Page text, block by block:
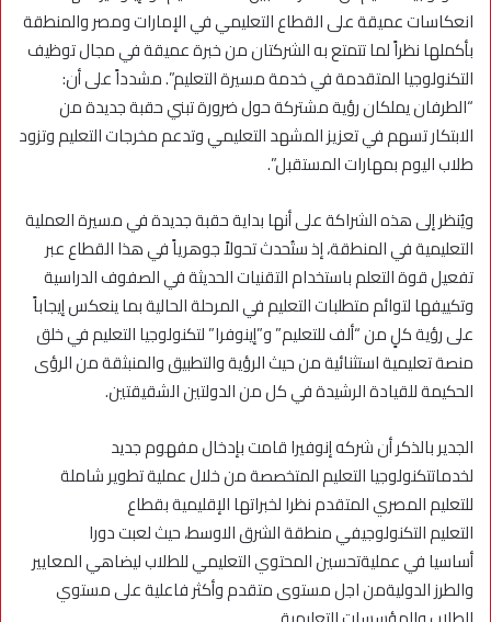
انعكاسات عميقة على القطاع التعليمي في الإمارات ومصر والمنطقة
بأكملها نظراً لما تتمتع به الشركتان من خبرة عميقة في مجال توظيف
التكنولوجيا المتقدمة في خدمة مسيرة التعليم”. مشدداً على أن:
“الطرفان يملكان رؤية مشتركة حول ضرورة تبني حقبة جديدة من
الابتكار تسهم في تعزيز المشهد التعليمي وتدعم مخرجات التعليم وتزود
طلاب اليوم بمهارات المستقبل”.
ويُنظر إلى هذه الشراكة على أنها بداية حقبة جديدة في مسيرة العملية
التعليمية في المنطقة، إذ ستُحدث تحولاً جوهرياً في هذا القطاع عبر
تفعيل قوة التعلم باستخدام التقنيات الحديثة في الصفوف الدراسية
وتكييفها لتوائم متطلبات التعليم في المرحلة الحالية بما ينعكس إيجاباً
على رؤية كلٍ من “ألف للتعليم” و”إينوفرا” لتكنولوجيا التعليم في خلق
منصة تعليمية استثنائية من حيث الرؤية والتطبيق والمنبثقة من الرؤى
الحكيمة للقيادة الرشيدة في كل من الدولتين الشقيقتين.
الجدير بالذكر أن شركه إنوفيرا قامت بإدخال مفهوم جديد
لخدماتتكنولوجيا التعليم المتخصصة من خلال عملية تطوير شاملة
للتعليم المصري المتقدم نظرا لخبراتها الإقليمية بقطاع
التعليم التكنولوجيفي منطقة الشرق الاوسط، حيث لعبت دورا
أساسيا في عمليةتحسين المحتوي التعليمي للطلاب ليضاهي المعايير
والطرز الدوليةمن اجل مستوى متقدم وأكثر فاعلية على مستوي